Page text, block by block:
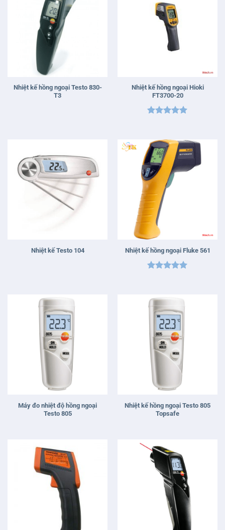
Nhiệt kế hồng ngoại Testo 830-
T3
Nhiệt kế hồng ngoại Hioki
FT3700-20
Nhiệt kế Testo 104 Nhiệt kế hồng ngoại Fluke 561
Máy đo nhiệt độ hồng ngoại
Testo 805
Nhiệt kế hồng ngoại Testo 805
Topsafe